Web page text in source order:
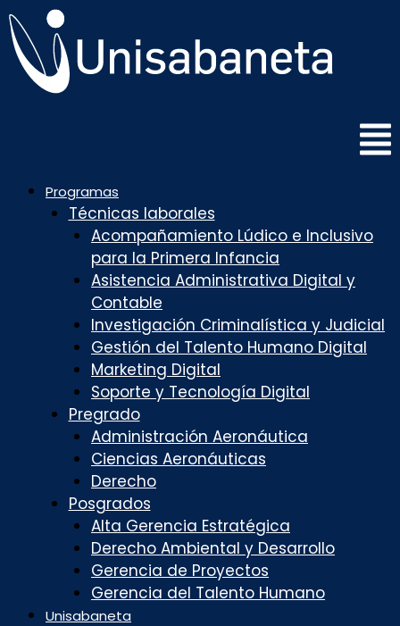
Saltar
al
contenido
Programas
Técnicas laborales
Acompañamiento Lúdico e Inclusivo
para la Primera Infancia
Asistencia Administrativa Digital y
Contable
Investigación Criminalística y Judicial
Gestión del Talento Humano Digital
Marketing Digital
Soporte y Tecnología Digital
Pregrado
Administración Aeronáutica
Ciencias Aeronáuticas
Derecho
Posgrados
Alta Gerencia Estratégica
Derecho Ambiental y Desarrollo
Gerencia de Proyectos
Gerencia del Talento Humano
Unisabaneta